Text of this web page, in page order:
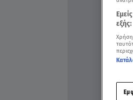
εξής:
Χρήση